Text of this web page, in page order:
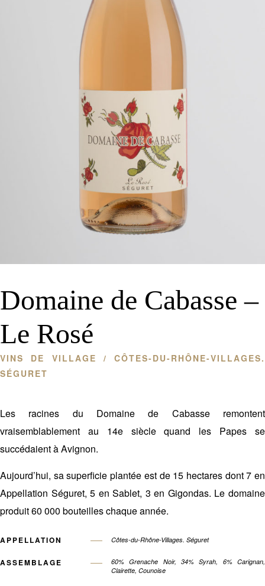
Domaine de Cabasse –
Le Rosé
VINS DE VILLAGE / CÔTES-DU-RHÔNE-VILLAGES.
SÉGURET
Les racines du Domaine de Cabasse remontent
vraisemblablement au 14e siècle quand les Papes se
succédaient à Avignon.
Aujourd’hui, sa superficie plantée est de 15 hectares dont 7 en
Appellation Séguret, 5 en Sablet, 3 en Gigondas. Le domaine
produit 60 000 bouteilles chaque année.
APPELLATION Côtes-du-Rhône-Villages. Séguret
ASSEMBLAGE
60% Grenache Noir, 34% Syrah, 6% Carignan,
Clairette, Counoise